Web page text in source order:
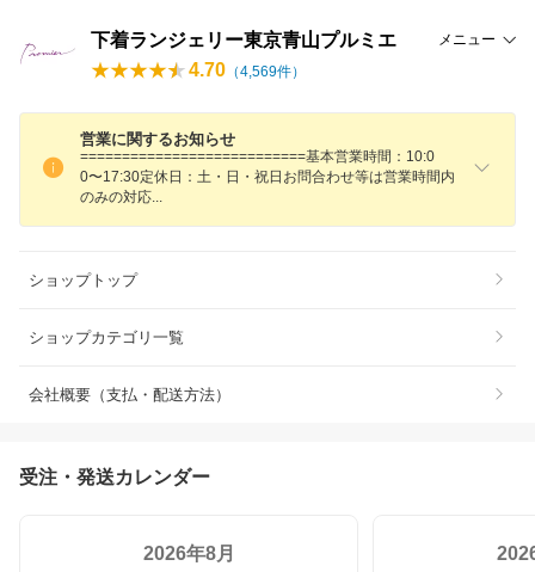
下着ランジェリー東京青山プルミエ メニュー
4.70 （4,569件）
営業に関するお知らせ
===========================基本営業時間：10:0
0〜17:30定休日：土・日・祝日お問合わせ等は営業時間内
のみの対応
ショップトップ
ショップカテゴリ一覧
会社概要（支払・配送方法）
受注・発送カレンダー
2026年8月